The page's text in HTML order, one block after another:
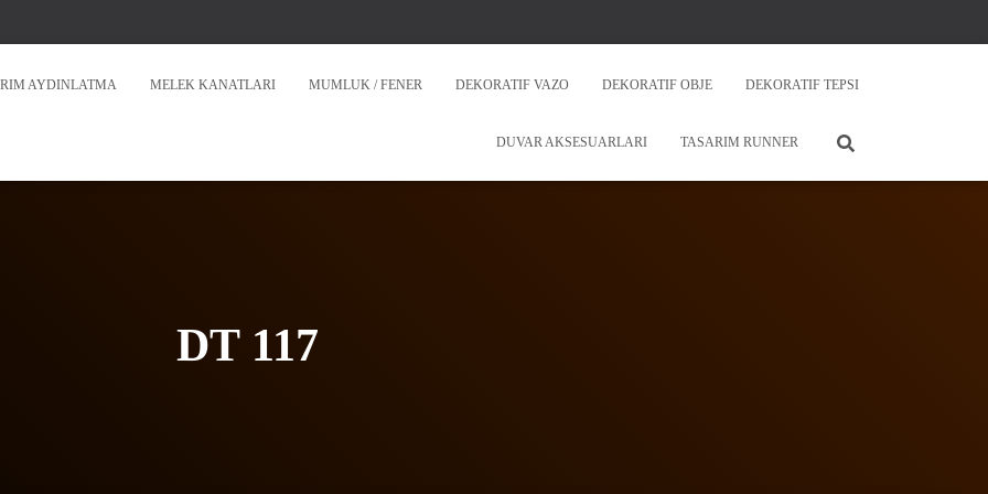
AYDINLATMA MELEK KANATLARI MUMLUK / FENER DEKORATIF VAZO DEKORATIF OBJE DEKORATIF TEPSI
DUVAR AKSESUARLARI TASARIM RUNNER
DT 117